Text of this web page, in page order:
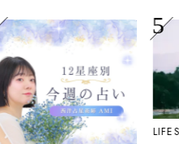
LIFESTYLE